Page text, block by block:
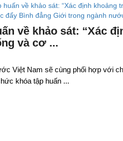
về khảo sát: “Xác
và cơ ...
Việt Nam sẽ cùng phối hợp với
khóa tập huấn ...